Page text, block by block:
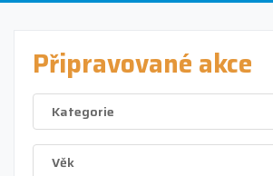
Připravované akce
Kategorie
Věk